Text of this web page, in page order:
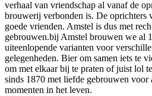
verhaal van vriendschap al vanaf de
brouwerij verbonden is. De oprichters
goede vrienden. Amstel is dus met
gebrouwen.bij Amstel brouwen we al
uiteenlopende varianten voor
gelegenheden. Bier om samen iets te
om met elkaar bij te praten of juist lol
sinds 1870 met liefde gebrouwen voor
momenten in het leven.